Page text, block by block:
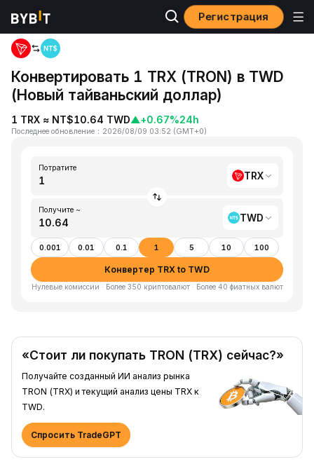
Регистрация
Главная
Конвертировать 1 TRX (TRON) в TWD
(Новый тайваньский доллар)
1 TRX ≈ NT$10.64 TWD▲+0.67%24h
Последнее обновление ： 2026/08/09 03:52 (GMT+0)
Потратите
TRX
Получите ~
TWD
0.001 0.01 0.1 1 5 10 100
Конвертер TRX to TWD
Нулевые комиссии · Более 350 криптовалют · Более 40 фиатных валют
«Стоит ли покупать TRON (TRX) сейчас?»
Получайте созданный ИИ анализ рынка
TRON (TRX) и текущий анализ цены TRX к
TWD.
Спросить TradeGPT